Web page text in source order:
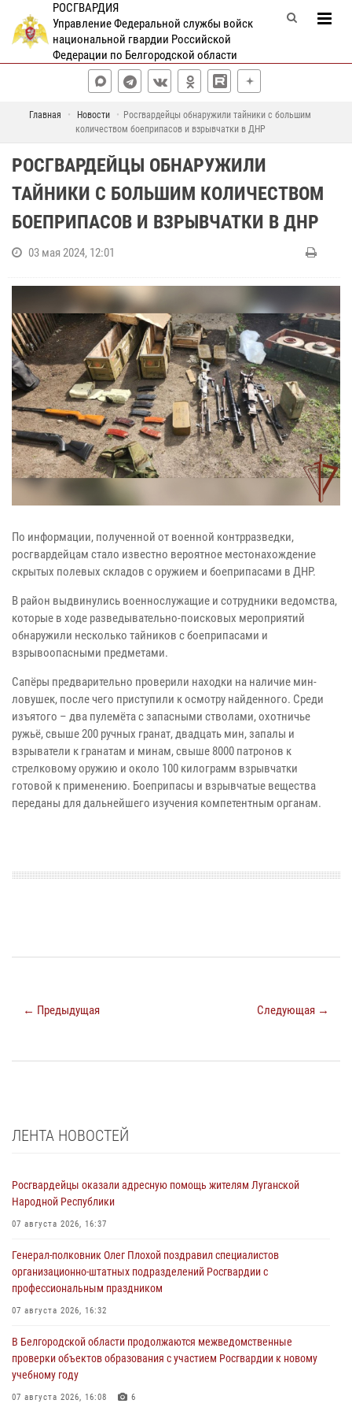
РОСГВАРДИЯ
Управление Федеральной службы войск
национальной гвардии Российской
Федерации по Белгородской области
Главная Новости
Росгвардейцы обнаружили тайники с большим
количеством боеприпасов и взрывчатки в ДНР
РОСГВАРДЕЙЦЫ ОБНАРУЖИЛИ
ТАЙНИКИ С БОЛЬШИМ КОЛИЧЕСТВОМ
БОЕПРИПАСОВ И ВЗРЫВЧАТКИ В ДНР
03 мая 2024, 12:01
По информации, полученной от военной контрразведки,
росгвардейцам стало известно вероятное местонахождение
скрытых полевых складов с оружием и боеприпасами в ДНР.
В район выдвинулись военнослужащие и сотрудники ведомства,
которые в ходе разведывательно-поисковых мероприятий
обнаружили несколько тайников с боеприпасами и
взрывоопасными предметами.
Сапёры предварительно проверили находки на наличие мин-
ловушек, после чего приступили к осмотру найденного. Среди
изъятого – два пулемёта с запасными стволами, охотничье
ружьё, свыше 200 ручных гранат, двадцать мин, запалы и
взрыватели к гранатам и минам, свыше 8000 патронов к
стрелковому оружию и около 100 килограмм взрывчатки
готовой к применению. Боеприпасы и взрывчатые вещества
переданы для дальнейшего изучения компетентным органам.
← Предыдущая Следующая →
ЛЕНТА НОВОСТЕЙ
Росгвардейцы оказали адресную помощь жителям Луганской
Народной Республики
07 августа 2026, 16:37
Генерал-полковник Олег Плохой поздравил специалистов
организационно-штатных подразделений Росгвардии с
профессиональным праздником
07 августа 2026, 16:32
В Белгородской области продолжаются межведомственные
проверки объектов образования с участием Росгвардии к новому
учебному году
07 августа 2026, 16:08 6